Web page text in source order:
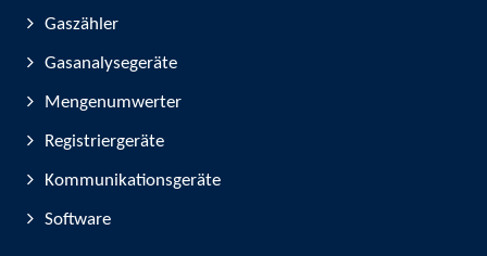
Gaszähler
Gasanalysegeräte
Mengenumwerter
Registriergeräte
Kommunikationsgeräte
Software